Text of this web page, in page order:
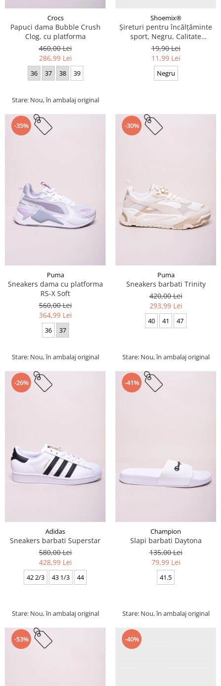
Crocs
Papuci dama Bubble Crush
Clog, cu platforma
460,00 Lei
286,99 Lei
36 37 38 39
Stare: Nou, în ambalaj original
Shoemix®
Șireturi pentru încălțăminte
sport, Negru, Calitate
premium, 110 cm x 0.8 cm
19,90 Lei
11,99 Lei
Negru
-35%
Puma
Sneakers dama cu platforma
RS-X Soft
560,00 Lei
364,99 Lei
36 37
Stare: Nou, în ambalaj original
-30%
Puma
Sneakers barbati Trinity
420,00 Lei
293,99 Lei
40 41 47
Stare: Nou, în ambalaj original
-26%
Adidas
Sneakers barbati Superstar
580,00 Lei
428,99 Lei
42 2/3 43 1/3 44
Stare: Nou, în ambalaj original
-41%
Champion
Slapi barbati Daytona
135,00 Lei
79,99 Lei
41.5
Stare: Nou, în ambalaj original
-53% -40%